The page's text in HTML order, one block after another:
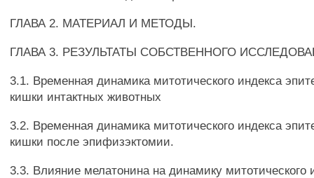
ГЛАВА 2. МАТЕРИАЛ И МЕТОДЫ.
ГЛАВА 3. РЕЗУЛЬТАТЫ СОБСТВЕННОГО
3.1. Временная динамика митотического индекса
кишки интактных животных
3.2. Временная динамика митотического индекса
кишки после эпифизэктомии.
3.3. Влияние мелатонина на динамику митотического